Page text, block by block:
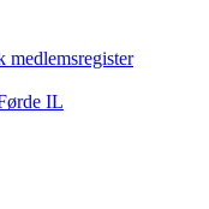
medlemsregister
IL